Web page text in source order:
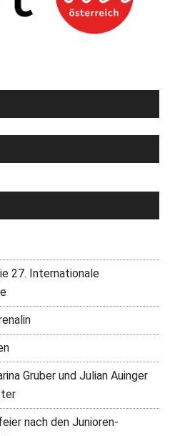
27. Internationale
Gruber und Julian Auinger
nach den Junioren-